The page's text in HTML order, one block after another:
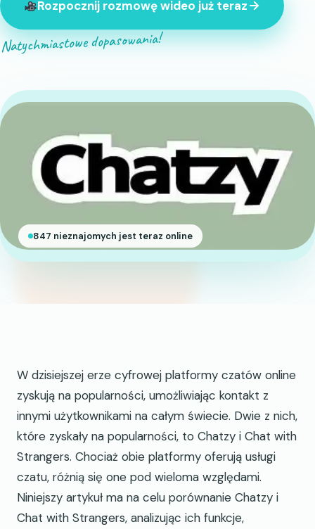
Rozpocznij rozmowę wideo już teraz
Natychmiastowe dopasowania!
847 nieznajomych jest teraz online
W dzisiejszej erze cyfrowej platformy czatów online
zyskują na popularności, umożliwiając kontakt z
innymi użytkownikami na całym świecie. Dwie z nich,
które zyskały na popularności, to Chatzy i Chat with
Strangers. Chociaż obie platformy oferują usługi
czatu, różnią się one pod wieloma względami.
Niniejszy artykuł ma na celu porównanie Chatzy i
Chat with Strangers, analizując ich funkcje,